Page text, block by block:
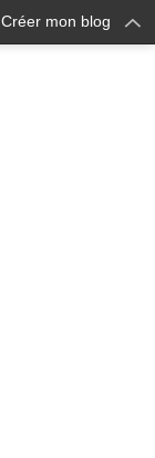
Créer mon blog